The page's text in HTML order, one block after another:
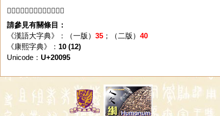
「𠂕」字未收錄於本資料庫。
請參見有關條目：
《漢語大字典》：（一版） 35；（二版） 40
《康熙字典》： 10 (12)
Unicode： U+20095